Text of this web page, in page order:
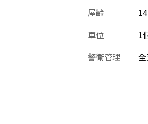
屋齡
車位
1
警衛管理